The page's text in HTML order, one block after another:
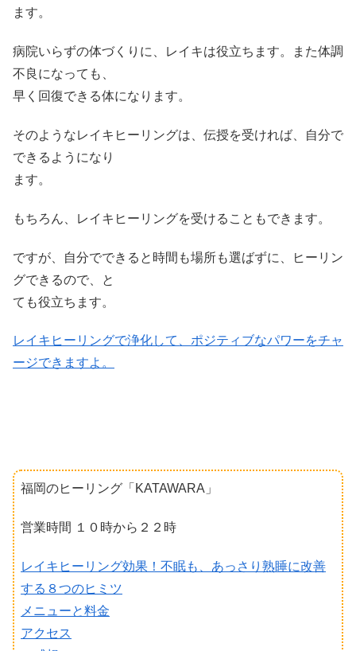
ます。
病院いらずの体づくりに、レイキは役立ちます。また体調
不良になっても、
早く回復できる体になります。
そのようなレイキヒーリングは、伝授を受ければ、自分で
できるようになり
ます。
もちろん、レイキヒーリングを受けることもできます。
ですが、自分でできると時間も場所も選ばずに、ヒーリン
グできるので、と
ても役立ちます。
レイキヒーリングで浄化して、ポジティブなパワーをチャ
ージできますよ。
福岡のヒーリング「KATAWARA」
営業時間 １０時から２２時
レイキヒーリング効果！不眠も、あっさり熟睡に改善
する８つのヒミツ
メニューと料金
アクセス